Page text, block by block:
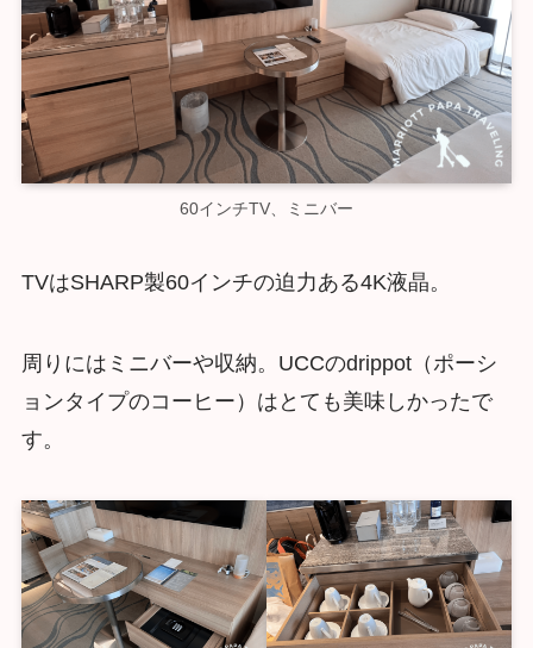
60インチTV、ミニバー
TVはSHARP製60インチの迫力ある4K液晶。
周りにはミニバーや収納。UCCのdrippot（ポーシ
ョンタイプのコーヒー）はとても美味しかったで
す。